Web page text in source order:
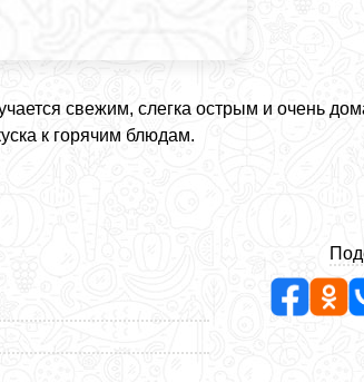
свежим, слегка острым и очень
к горячим блюдам.